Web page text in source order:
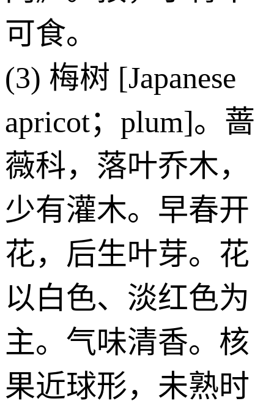
可食。
(3) 梅树 [Japanese
apricot；plum]。蔷
薇科，落叶乔木，
少有灌木。早春开
花，后生叶芽。花
以白色、淡红色为
主。气味清香。核
果近球形，未熟时